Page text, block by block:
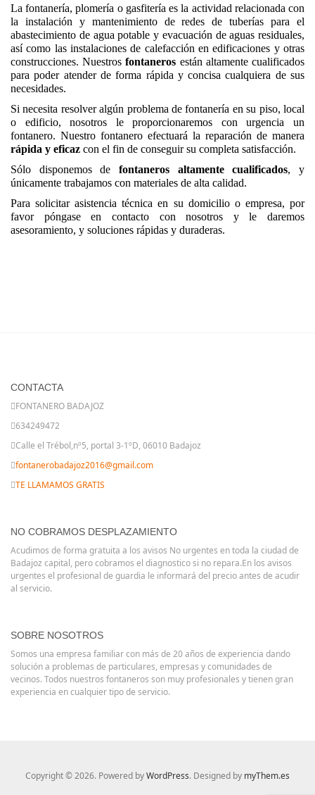
La fontanería, plomería o gasfitería es la actividad relacionada con
la instalación y mantenimiento de redes de tuberías para el
abastecimiento de agua potable y evacuación de aguas residuales,
así como las instalaciones de calefacción en edificaciones y otras
construcciones. Nuestrosfontaneros están altamente cualificados
para poder atender de forma rápida y concisa cualquiera de sus
necesidades.
Si necesita resolver algún problema de fontanería en su piso, local
o edificio, nosotros le proporcionaremos con urgencia un
fontanero. Nuestro fontanero efectuará la reparación de manera
rápida y eficaz con el fin de conseguir su completa satisfacción.
Sólo disponemos de fontaneros altamente cualificados, y
únicamente trabajamos con materiales de alta calidad.
Para solicitar asistencia técnica en su domicilio o empresa, por
favor póngase en contacto con nosotros y le daremos
asesoramiento, y soluciones rápidas y duraderas.
CONTACTA
FONTANERO BADAJOZ
634249472
Calle el Trébol,nº5, portal 3-1ºD, 06010 Badajoz
fontanerobadajoz2016@gmail.com
TE LLAMAMOS GRATIS
NO COBRAMOS DESPLAZAMIENTO
Acudimos de forma gratuita a los avisos No urgentes en toda la ciudad de
Badajoz capital, pero cobramos el diagnostico si no repara.En los avisos
urgentes el profesional de guardia le informará del precio antes de acudir
al servicio.
SOBRE NOSOTROS
Somos una empresa familiar con más de 20 años de experiencia dando
solución a problemas de particulares, empresas y comunidades de
vecinos. Todos nuestros fontaneros son muy profesionales y tienen gran
experiencia en cualquier tipo de servicio.
Copyright © 2026. Powered byWordPress. Designed by myThem.es